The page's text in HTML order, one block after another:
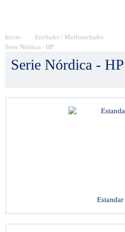
Inicio Enchufes / Multienchufes
Serie Nórdica - HP
Serie Nórdica - HP
Estandar